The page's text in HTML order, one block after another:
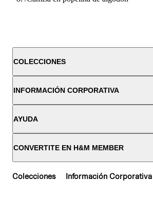
COLECCIONES
INFORMACIÓN CORPORATIVA
AYUDA
CONVERTITE EN H&M MEMBER
Colecciones Información Corporativa